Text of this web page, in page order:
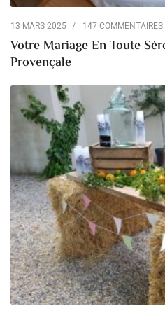
13 MARS 2025 147 COMMENTAIRES
Votre Mariage En Toute
Provençale